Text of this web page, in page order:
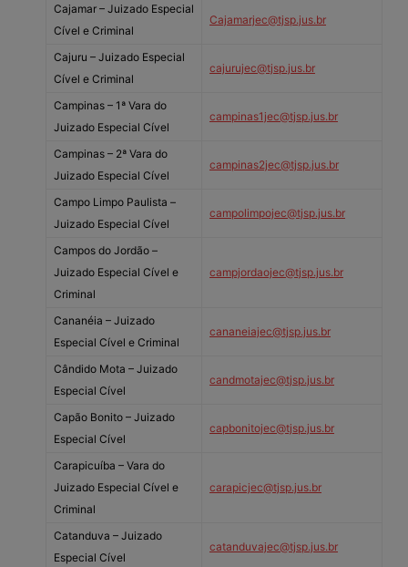
Cajamar – Juizado Especial
Cível e Criminal
Cajamarjec@tjsp.jus.br
Cajuru – Juizado Especial
Cível e Criminal
cajurujec@tjsp.jus.br
Campinas – 1ª Vara do
Juizado Especial Cível
campinas1jec@tjsp.jus.br
Campinas – 2ª Vara do
Juizado Especial Cível
campinas2jec@tjsp.jus.br
Campo Limpo Paulista –
Juizado Especial Cível
campolimpojec@tjsp.jus.br
Campos do Jordão –
Juizado Especial Cível e
Criminal
campjordaojec@tjsp.jus.br
Cananéia – Juizado
Especial Cível e Criminal
cananeiajec@tjsp.jus.br
Cândido Mota – Juizado
Especial Cível
candmotajec@tjsp.jus.br
Capão Bonito – Juizado
Especial Cível
capbonitojec@tjsp.jus.br
Carapicuíba – Vara do
Juizado Especial Cível e
Criminal
carapicjec@tjsp.jus.br
Catanduva – Juizado
Especial Cível
catanduvajec@tjsp.jus.br